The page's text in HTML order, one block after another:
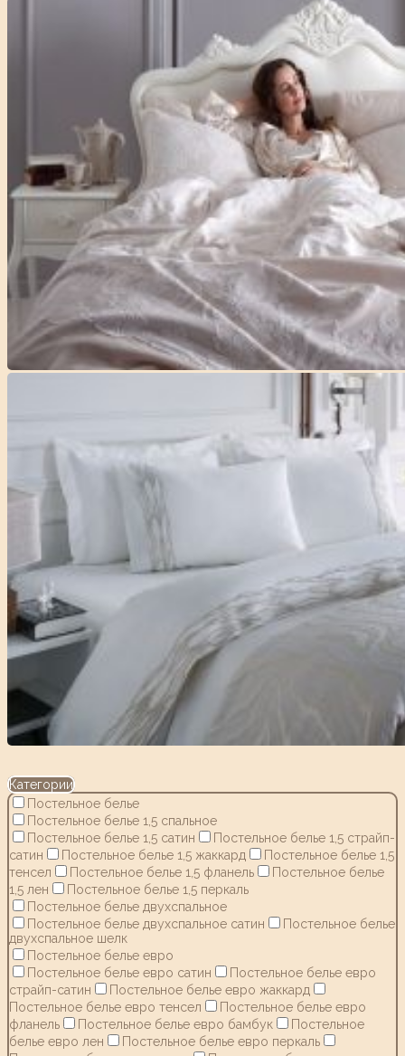
Категории
Постельное белье
Постельное белье 1,5 спальное
Постельное белье 1,5 сатин
Постельное белье 1,5 страйп-
сатин
Постельное белье 1,5 жаккард
Постельное белье 1,5
тенсел
Постельное белье 1,5 фланель
Постельное белье
1,5 лен
Постельное белье 1,5 перкаль
Постельное белье двухспальное
Постельное белье двухспальное сатин
Постельное белье
двухспальное шелк
Постельное белье евро
Постельное белье евро сатин
Постельное белье евро
страйп-сатин
Постельное белье евро жаккард
Постельное белье евро тенсел
Постельное белье евро
фланель
Постельное белье евро бамбук
Постельное
белье евро лен
Постельное белье евро перкаль